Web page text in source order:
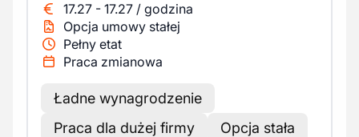
17.27 - 17.27 / godzina
Opcja umowy stałej
Pełny etat
Praca zmianowa
Ładne wynagrodzenie
Praca dla dużej firmy
Opcja stała